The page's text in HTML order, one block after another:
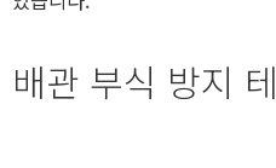
배관 부식 방지